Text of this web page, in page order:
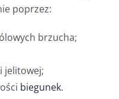
poprzez:
brzucha;
jelitowej;
biegunek.